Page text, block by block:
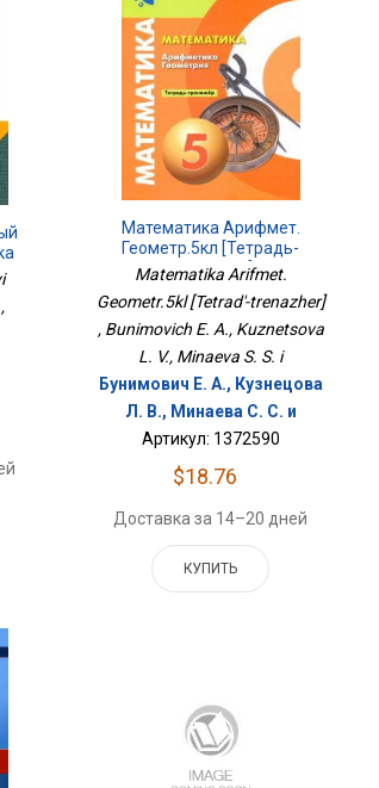
Математика Арифмет.
Геометр.5кл [Тетрадь-
Тренажер]
Matematika Arifmet.
Geometr.5kl [Tetrad'-trenazher]
, Bunimovich E. A., Kuznetsova
L. V., Minaeva S. S. i
Бунимович Е. А., Кузнецова
Л. В., Минаева С. С. и
Артикул: 1372590
$18.76
Доставка за 14–20 дней
КУПИТЬ